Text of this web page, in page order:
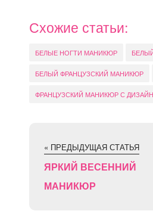
Схожие статьи:
БЕЛЫЕ НОГТИ МАНИКЮР
БЕЛЫЙ ФРАНЦУЗСКИЙ МАНИКЮР
ФРАНЦУЗСКИЙ МАНИКЮР С
« ПРЕДЫДУЩАЯ СТАТЬЯ
ЯРКИЙ ВЕСЕННИЙ
МАНИКЮР